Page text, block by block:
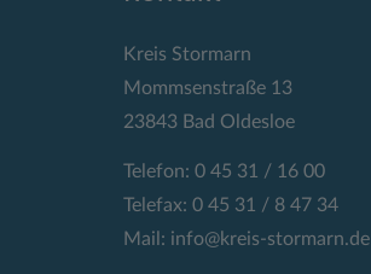
Kreis Stormarn
Mommsenstraße 13
23843 Bad Oldesloe
Telefon: 0 45 31 / 16 00
Telefax: 0 45 31 / 8 47 34
Mail: info@kreis-stormarn.de